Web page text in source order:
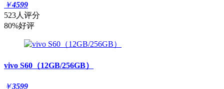
￥4599
523人评分
80%好评
vivo S60（12GB/256GB）
￥3599